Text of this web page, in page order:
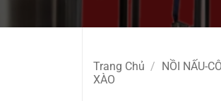
Trang Chủ / NỒI NẤU-
XÀO